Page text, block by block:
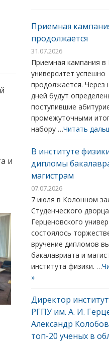
и
Приемная
продолжается
31.07.2026
Приемная кампания в
университет успешно
продолжается. Через
дней будут
поступившие
промежуточными
набору …Читать
В институте
дипломы
магистрам
07.07.2026
7 июля в Колонном
Студенческого
Герценовского
состоялось
вручение дипломов
бакалавриата и
института физики. …
»
Директор
РГПУ им. А. И.
Александр
топ-20 ученых в